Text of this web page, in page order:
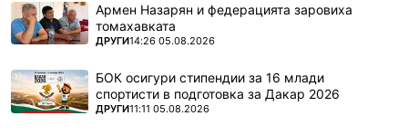
Армен Назарян и федерацията заровиха
томахавката
ПОВЕЧЕ ОТ
ДРУГИ14:26 05.08.2026
БОК осигури стипендии за 16 млади
спортисти в подготовка за Дакар 2026
ПОВЕЧЕ ОТ
ДРУГИ11:11 05.08.2026